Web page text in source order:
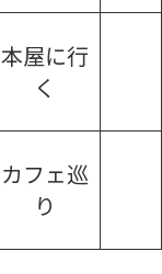
本屋に行
く
カフェ巡
り